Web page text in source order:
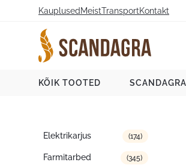
Kauplused MeistTransportKontakt
KÕIK TOOTED
Tootekategooriad
Elektrikarjus (174)
Farmitarbed (345)